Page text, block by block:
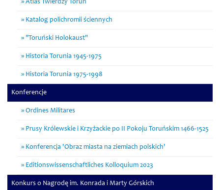
Atlas Twierdzy Toruń
Katalog polichromii ściennych
"Toruński Holokaust"
Historia Torunia 1945-1975
Historia Torunia 1975-1998
Konferencje
Ordines Militares
Prusy Królewskie i Krzyżackie po II Pokoju Toruńskim 1466-1525
Konferencja 'Obraz miasta na ziemiach polskich'
Editionswissenschaftliches Kolloquium 2023
Konkurs o Nagrodę im. Konrada i Marty Górskich